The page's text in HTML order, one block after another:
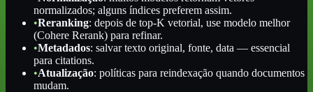
normalizados; alguns índices preferem assim.
•Reranking: depois de top-K vetorial, use modelo melhor
(Cohere Rerank) para refinar.
•Metadados: salvar texto original, fonte, data — essencial
para citations.
•Atualização: políticas para reindexação quando documentos
mudam.